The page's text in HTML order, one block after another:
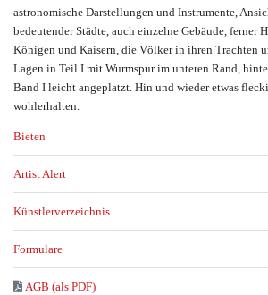
astronomische Darstellungen und Instrumente,
bedeutender Städte, auch einzelne Gebäude, ferner
Königen und Kaisern, die Völker in ihren Trachten
Lagen in Teil I mit Wurmspur im unteren Rand,
Band I leicht angeplatzt. Hin und wieder etwas
wohlerhalten.
Bieten
Artist Alert
Künstlerverzeichnis
Formulare
AGB (als PDF)